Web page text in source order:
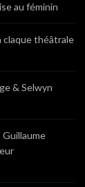
au féminin
claque théâtrale
& Selwyn
Guillaume